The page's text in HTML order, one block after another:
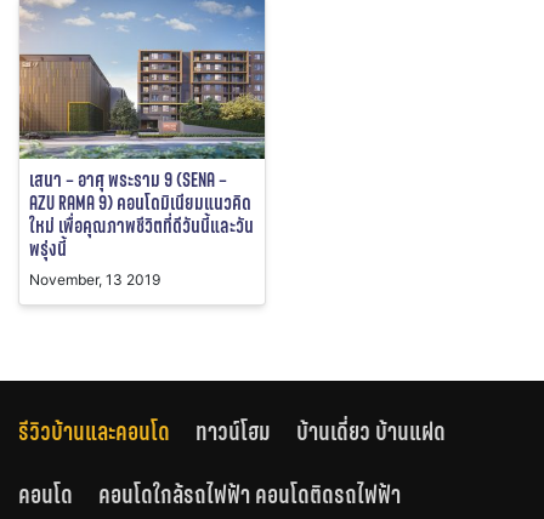
เสนา – อาศุ พระราม 9 (SENA –
AZU RAMA 9) คอนโดมิเนียมแนวคิด
ใหม่ เพื่อคุณภาพชีวิตที่ดีวันนี้และวัน
พรุ่งนี้
November, 13 2019
รีวิวบ้านและคอนโด ทาวน์โฮม
บ้านเดี่ยว บ้านแฝด
คอนโด
คอนโดใกล้รถไฟฟ้า คอนโดติดรถไฟฟ้า